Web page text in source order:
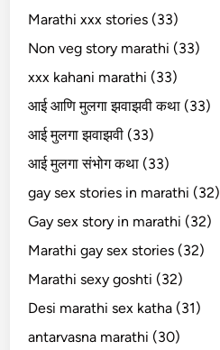
Marathi xxx stories (33)
Non veg story marathi (33)
xxx kahani marathi (33)
आई आणि मुलगा झवाझवी कथा (33)
आई मुलगा झवाझवी (33)
आई मुलगा संभोग कथा (33)
gay sex stories in marathi (32)
Gay sex story in marathi (32)
Marathi gay sex stories (32)
Marathi sexy goshti (32)
Desi marathi sex katha (31)
antarvasna marathi (30)